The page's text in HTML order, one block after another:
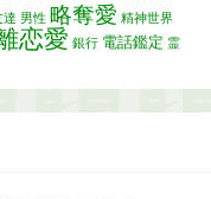
達 男性 略奪愛 精神世界
恋愛 銀行 電話鑑定 霊